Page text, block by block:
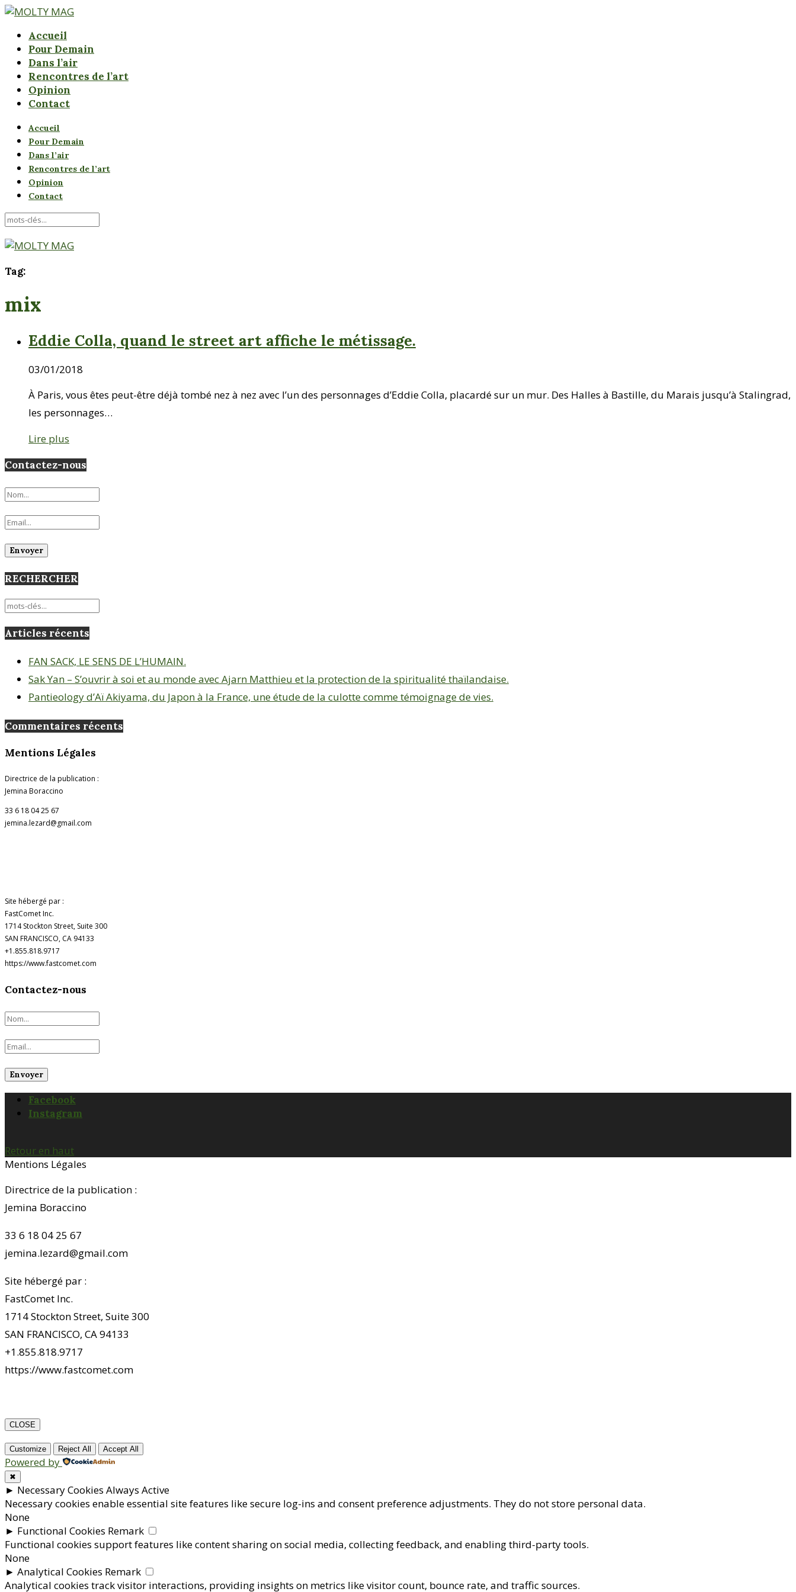
Accueil
Pour Demain
Dans l’air
Rencontres de l’art
Opinion
Contact
Accueil
Pour Demain
Dans l’air
Rencontres de l’art
Opinion
Contact
Tag:
mix
Eddie Colla, quand le street art affiche le métissage.
03/01/2018
À Paris, vous êtes peut-être déjà tombé nez à nez avec l’un des personnages d’Eddie Colla, placardé sur un mur. Des Halles à Bastille, du Marais jusqu’à Stalingrad,
les personnages…
Lire plus
Contactez-nous
RECHERCHER
Articles récents
FAN SACK, LE SENS DE L’HUMAIN.
Sak Yan – S’ouvrir à soi et au monde avec Ajarn Matthieu et la protection de la spiritualité thaïlandaise.
Pantieology d’Aï Akiyama, du Japon à la France, une étude de la culotte comme témoignage de vies.
Commentaires récents
Mentions Légales
Directrice de la publication :
Jemina Boraccino
33 6 18 04 25 67
jemina.lezard@gmail.com
Site hébergé par :
FastComet Inc.
1714 Stockton Street, Suite 300
SAN FRANCISCO, CA 94133
+1.855.818.9717
https://www.fastcomet.com
Contactez-nous
Facebook
Instagram
Retour en haut
Mentions Légales
Directrice de la publication :
Jemina Boraccino
33 6 18 04 25 67
jemina.lezard@gmail.com
Site hébergé par :
FastComet Inc.
1714 Stockton Street, Suite 300
SAN FRANCISCO, CA 94133
+1.855.818.9717
https://www.fastcomet.com
CLOSE
Customize Reject All Accept All
Powered by
✖
► Necessary Cookies Always Active
Necessary cookies enable essential site features like secure log-ins and consent preference adjustments. They do not store personal data.
None
► Functional Cookies Remark
Functional cookies support features like content sharing on social media, collecting feedback, and enabling third-party tools.
None
► Analytical Cookies Remark
Analytical cookies track visitor interactions, providing insights on metrics like visitor count, bounce rate, and traffic sources.